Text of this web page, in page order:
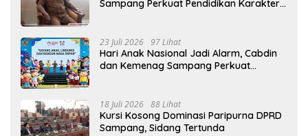
Sampang Perkuat Pendidikan Karakter
23 Juli 2026 97 Lihat
Hari Anak Nasional Jadi Alarm, Cabdin
dan Kemenag Sampang Perkuat
18 Juli 2026 88 Lihat
Kursi Kosong Dominasi Paripurna DPRD
Sampang, Sidang Tertunda